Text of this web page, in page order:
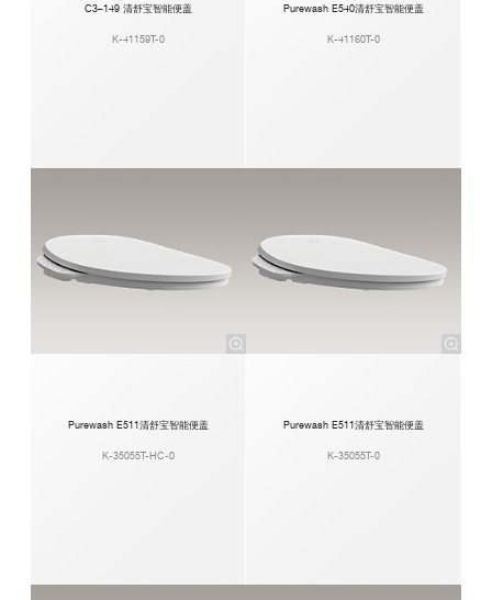
C3–149 清舒宝智能便盖
K-41159T-0
Purewash E540清舒宝智能便盖
K-41160T-0
Purewash E511清舒宝智能便盖
K-35055T-HC-0
Purewash E511清舒宝智能便盖
K-35055T-0